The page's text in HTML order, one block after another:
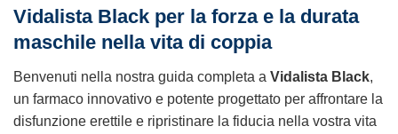
Vidalista Black per la forza e la durata
maschile nella vita di coppia
Benvenuti nella nostra guida completa a Vidalista Black,
un farmaco innovativo e potente progettato per affrontare la
disfunzione erettile e ripristinare la fiducia nella vostra vita